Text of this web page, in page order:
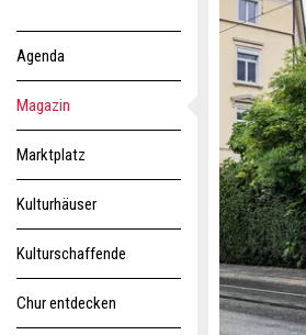
Agenda
Magazin
Marktplatz
Kulturhäuser
Kulturschaffende
Chur entdecken